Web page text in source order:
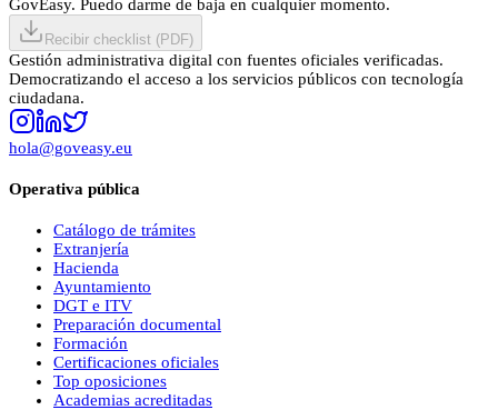
GovEasy. Puedo darme de baja en cualquier momento.
Recibir checklist (PDF)
Gestión administrativa digital con fuentes oficiales verificadas.
Democratizando el acceso a los servicios públicos con tecnología
ciudadana.
hola@goveasy.eu
Operativa pública
Catálogo de trámites
Extranjería
Hacienda
Ayuntamiento
DGT e ITV
Preparación documental
Formación
Certificaciones oficiales
Top oposiciones
Academias acreditadas